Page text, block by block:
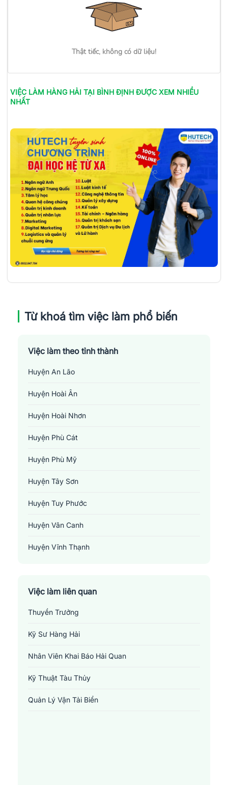
Thật tiếc, không có dữ liệu!
VIỆC LÀM HÀNG HẢI TẠI BÌNH ĐỊNH ĐƯỢC XEM NHIỀU
NHẤT
Từ khoá tìm việc làm phổ biến
Việc làm theo tỉnh thành
Huyện An Lão
Huyện Hoài Ân
Huyện Hoài Nhơn
Huyện Phù Cát
Huyện Phù Mỹ
Huyện Tây Sơn
Huyện Tuy Phước
Huyện Vân Canh
Huyện Vĩnh Thạnh
Thị Xã An Nhơn
Việc làm liên quan
Thuyền Trưởng
Kỹ Sư Hàng Hải
Nhân Viên Khai Báo Hải Quan
Kỹ Thuật Tàu Thủy
Quản Lý Vận Tải Biển